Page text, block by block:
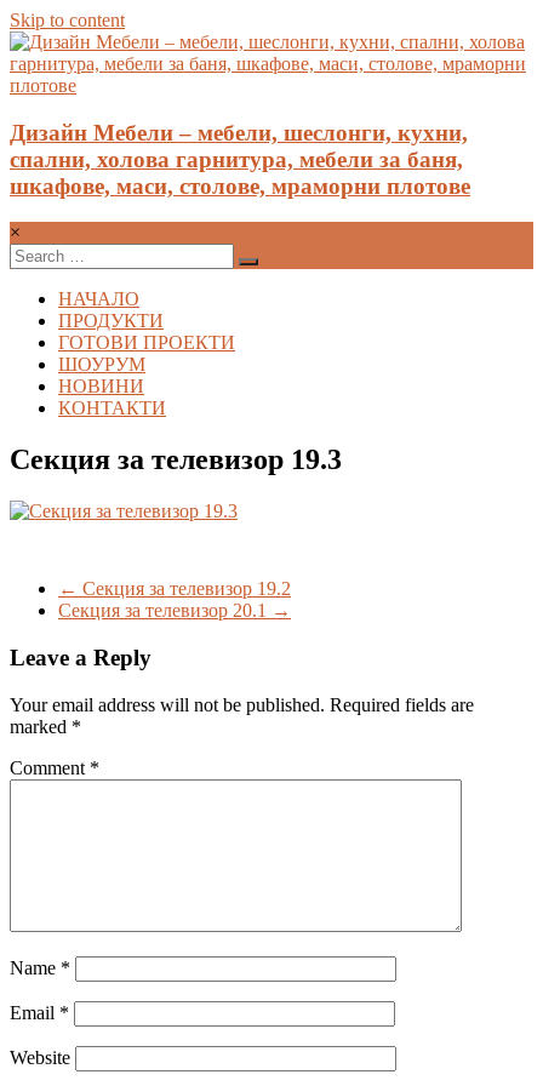
Skip to content
Дизайн Мебели – мебели, шеслонги, кухни,
спални, холова гарнитура, мебели за баня,
шкафове, маси, столове, мраморни плотове
×
НАЧАЛО
ПРОДУКТИ
ГОТОВИ ПРОЕКТИ
ШОУРУМ
НОВИНИ
КОНТАКТИ
Секция за телевизор 19.3
← Секция за телевизор 19.2
Секция за телевизор 20.1 →
Leave a Reply
Your email address will not be published. Required fields are
marked *
Comment *
Name *
Email *
Website